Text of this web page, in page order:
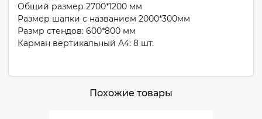
Общий размер 2700*1200 мм
Размер шапки с названием 2000*300мм
Размр стендов: 600*800 мм
Карман вертикальный А4: 8 шт.
Похожие товары